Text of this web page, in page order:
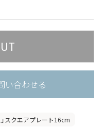
い合わせる
」スクエアプレート16cm